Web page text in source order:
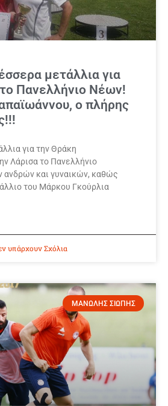
μετάλλια για
Πανελλήνιο Νέων!
ο πλήρης
για την Θράκη
Λάρισα το Πανελλήνιο
και γυναικών, καθώς
του Μάρκου Γκούρλια
υπάρχουν Σχόλια
ΜΑΝΩΛΗΣ ΣΙΩΠΗΣ